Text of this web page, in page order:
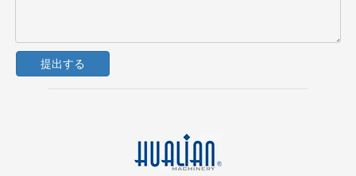
提出する